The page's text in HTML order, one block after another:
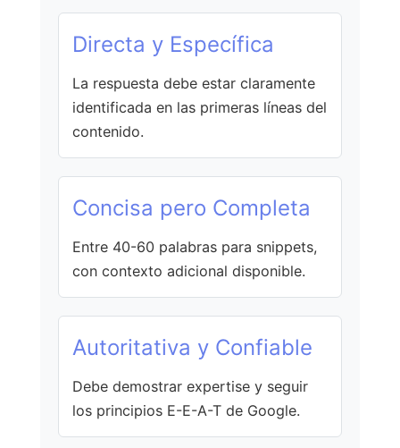
Directa y Específica
La respuesta debe estar claramente
identificada en las primeras líneas del
contenido.
Concisa pero Completa
Entre 40-60 palabras para snippets,
con contexto adicional disponible.
Autoritativa y Confiable
Debe demostrar expertise y seguir
los principios E-E-A-T de Google.